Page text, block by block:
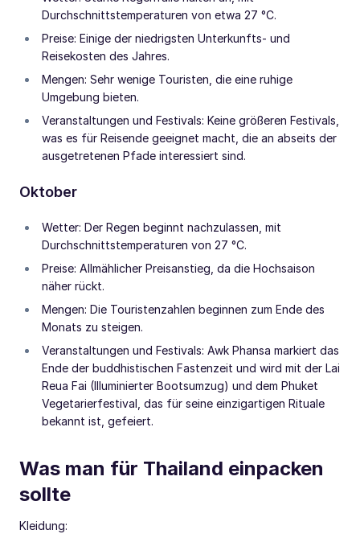
Durchschnittstemperaturen von etwa 27 °C.
Preise: Einige der niedrigsten Unterkunfts- und
Reisekosten des Jahres.
Mengen: Sehr wenige Touristen, die eine ruhige
Umgebung bieten.
Veranstaltungen und Festivals: Keine größeren Festivals,
was es für Reisende geeignet macht, die an abseits der
ausgetretenen Pfade interessiert sind.
Oktober
Wetter: Der Regen beginnt nachzulassen, mit
Durchschnittstemperaturen von 27 °C.
Preise: Allmählicher Preisanstieg, da die Hochsaison
näher rückt.
Mengen: Die Touristenzahlen beginnen zum Ende des
Monats zu steigen.
Veranstaltungen und Festivals: Awk Phansa markiert das
Ende der buddhistischen Fastenzeit und wird mit der Lai
Reua Fai (Illuminierter Bootsumzug) und dem Phuket
Vegetarierfestival, das für seine einzigartigen Rituale
bekannt ist, gefeiert.
Was man für Thailand einpacken
sollte
Kleidung: